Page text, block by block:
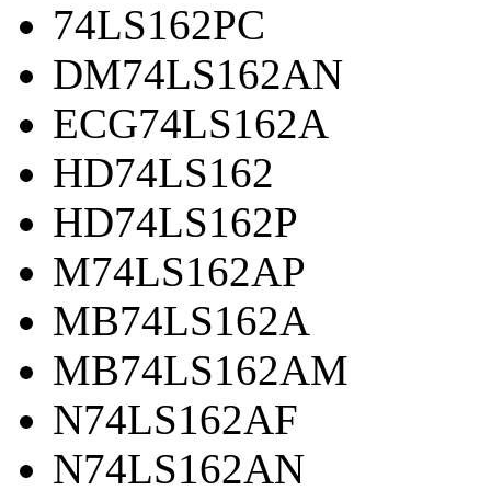
74LS162PC
DM74LS162AN
ECG74LS162A
HD74LS162
HD74LS162P
M74LS162AP
MB74LS162A
MB74LS162AM
N74LS162AF
N74LS162AN